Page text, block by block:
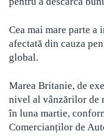
Cea mai mare parte
afectată din cauza
global.
Marea Britanie, de
nivel al vânzărilor de
în luna martie,
Comercianților de